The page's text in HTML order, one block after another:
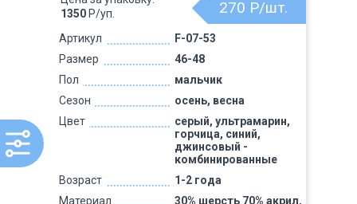
Артикул
F-07-53
Размер
46-48
Пол
мальчик
Сезон
осень, весна
Цвет
серый, ультрамарин,
горчица, синий,
джинсовый -
комбинированные
Возраст
1-2 года
Материал
30% шерсть 70% акрил,
270 Р/шт.
1350 Р/уп.